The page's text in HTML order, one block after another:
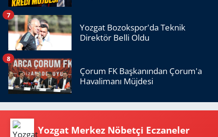
Yozgat Bozokspor'da Teknik
Direktör Belli Oldu
7
Çorum FK Başkanından Çorum'a
Havalimanı Müjdesi
8
Yozgat Merkez Nöbetçi Eczaneler